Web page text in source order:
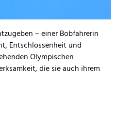
– einer Bobfahrerin
Entschlossenheit und
Olympischen
die sie auch ihrem